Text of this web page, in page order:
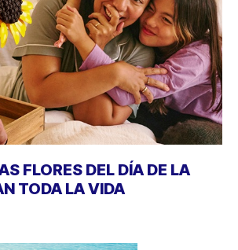
FLORES DEL DÍA DE LA
TODA LA VIDA